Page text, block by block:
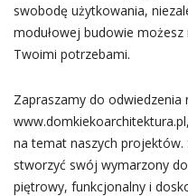
swobodę użytkowania,
modułowej budowie
Twoimi potrzebami.
Zapraszamy do odwiedzenia
na temat naszych
stworzyć swój wymarzony
piętrowy, funkcjonalny i